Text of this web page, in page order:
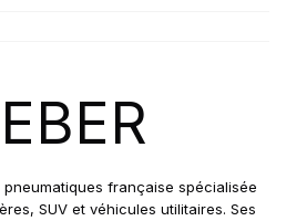
française spécialisée
SUV et véhicules utilitaires. Ses